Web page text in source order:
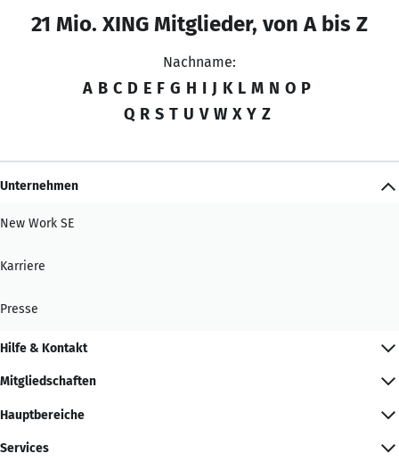
21 Mio. XING Mitglieder, von A bis Z
Nachname:
A B C D E F G H I J K L M N O P
Q R S T U V W X Y Z
Unternehmen
New Work SE
Karriere
Presse
Hilfe & Kontakt
Mitgliedschaften
Hauptbereiche
Services